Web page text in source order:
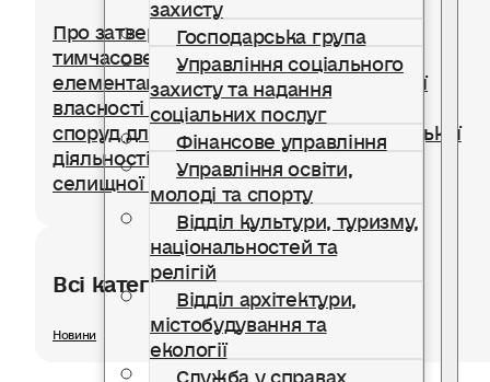
Господарська група
Управління соціального
захисту та надання
соціальних послуг
Фінансове управління
Управління освіти,
молоді та спорту
Відділ культури, туризму,
національностей та
релігій
Відділ архітектури,
містобудування та
екології
Служба у справах
Про затвердження Положення про
тимчасове користування окремими
елементами благоустрою комунальної
власності для розміщення тимчасових
споруд для провадження підприємницької
діяльності на території Солотвинської
селищної територіальної громади
Всі категорії розділу
Новини